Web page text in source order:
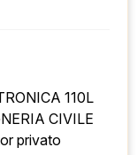
110L
CIVILE
privato